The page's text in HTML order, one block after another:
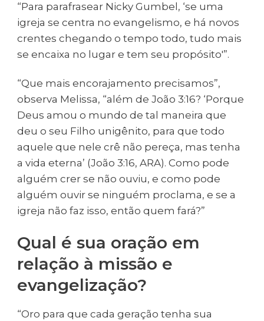
“Para parafrasear Nicky Gumbel, ‘se uma
igreja se centra no evangelismo, e há novos
crentes chegando o tempo todo, tudo mais
se encaixa no lugar e tem seu propósito'”.
“Que mais encorajamento precisamos”,
observa Melissa, “além de João 3:16? ‘Porque
Deus amou o mundo de tal maneira que
deu o seu Filho unigênito, para que todo
aquele que nele crê não pereça, mas tenha
a vida eterna’ (João 3:16, ARA). Como pode
alguém crer se não ouviu, e como pode
alguém ouvir se ninguém proclama, e se a
igreja não faz isso, então quem fará?”
Qual é sua oração em
relação à missão e
evangelização?
“Oro para que cada geração tenha sua